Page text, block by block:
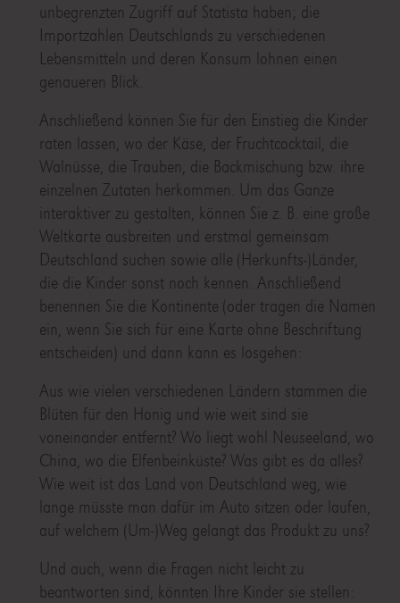
unbegrenzten Zugriff auf Statista haben; die
Importzahlen Deutschlands zu verschiedenen
Lebensmitteln und deren Konsum lohnen einen
genaueren Blick.
Anschließend können Sie für den Einstieg die Kinder
raten lassen, wo der Käse, der Fruchtcocktail, die
Walnüsse, die Trauben, die Backmischung bzw. ihre
einzelnen Zutaten herkommen. Um das Ganze
interaktiver zu gestalten, können Sie z. B. eine große
Weltkarte ausbreiten und erstmal gemeinsam
Deutschland suchen sowie alle (Herkunfts-)Länder,
die die Kinder sonst noch kennen. Anschließend
benennen Sie die Kontinente (oder tragen die Namen
ein, wenn Sie sich für eine Karte ohne Beschriftung
entscheiden) und dann kann es losgehen:
Aus wie vielen verschiedenen Ländern stammen die
Blüten für den Honig und wie weit sind sie
voneinander entfernt? Wo liegt wohl Neuseeland, wo
China, wo die Elfenbeinküste? Was gibt es da alles?
Wie weit ist das Land von Deutschland weg, wie
lange müsste man dafür im Auto sitzen oder laufen,
auf welchem (Um-)Weg gelangt das Produkt zu uns?
Und auch, wenn die Fragen nicht leicht zu
beantworten sind, könnten Ihre Kinder sie stellen: